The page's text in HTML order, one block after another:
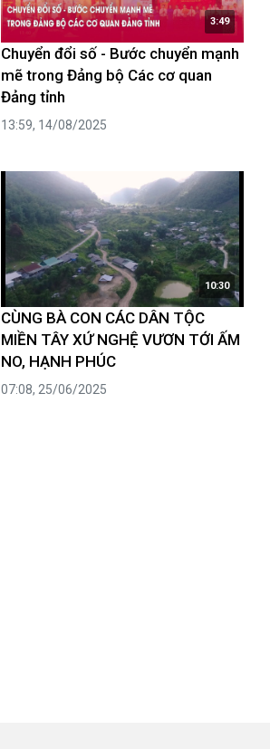
3:49
Chuyển đổi số - Bước chuyển mạnh
mẽ trong Đảng bộ Các cơ quan
Đảng tỉnh
13:59, 14/08/2025
10:30
CÙNG BÀ CON CÁC DÂN TỘC
MIỀN TÂY XỨ NGHỆ VƯƠN TỚI ẤM
NO, HẠNH PHÚC
07:08, 25/06/2025